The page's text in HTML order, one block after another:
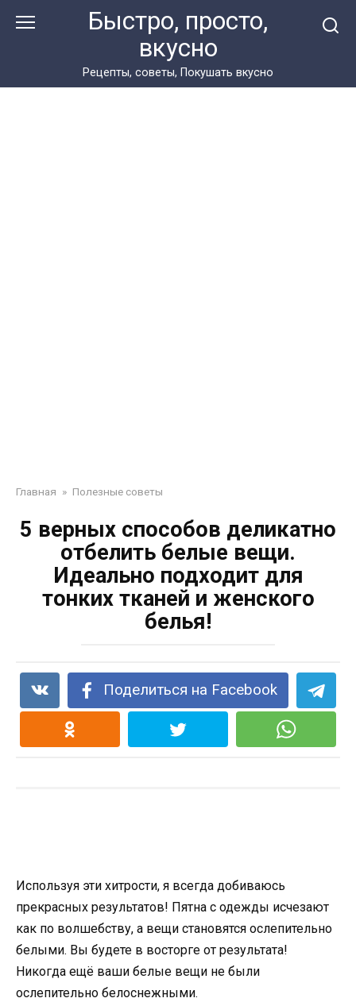
Быстро, просто,
вкусно
Рецепты, советы, Покушать вкусно
Главная » Полезные советы
5 верных способов деликатно
отбелить белые вещи.
Идеально подходит для
тонких тканей и женского
белья!
Поделиться на Facebook
Используя эти хитрости, я всегда добиваюсь
прекрасных результатов! Пятна с одежды исчезают
как по волшебству, а вещи становятся ослепительно
белыми. Вы будете в восторге от результата!
Никогда ещё ваши белые вещи не были
ослепительно белоснежными.